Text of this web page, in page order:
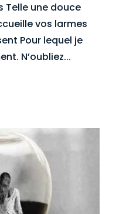
Telle une douce
vos larmes
Pour lequel je
N’oubliez...